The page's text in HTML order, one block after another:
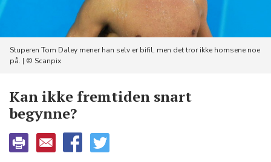
Husk meg på denne enheten
Stuperen Tom Daley mener han selv er bifil, men det tror ikke homsene noe
på. | © Scanpix
Kan ikke fremtiden snart
begynne?